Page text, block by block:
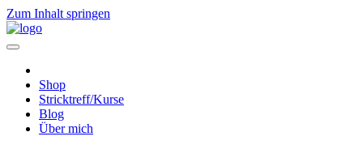
Zum Inhalt springen
Hauptnavigation
Shop
Stricktreff/Kurse
Blog
Über mich